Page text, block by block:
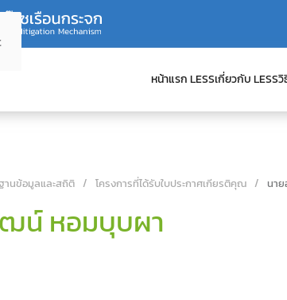
หน้าแรก LESSเกี่ยวกับ LESSวิ
านข้อมูลและสถิติ โครงการที่ได้รับใบประกาศเกียรติคุณ นา
น์ หอมบุบผา